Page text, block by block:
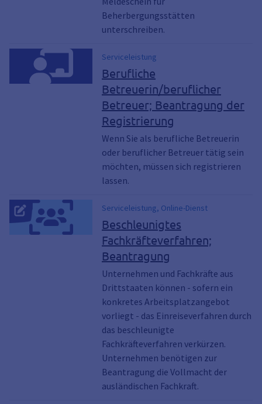
Beherbergungsstätten
unterschreiben.
Serviceleistung
Berufliche
Betreuerin/beruflicher
Betreuer; Beantragung der
Registrierung
Wenn Sie als berufliche Betreuerin
oder beruflicher Betreuer tätig sein
möchten, müssen sich registrieren
lassen.
Serviceleistung, Online-Dienst
Beschleunigtes
Fachkräfteverfahren;
Beantragung
Unternehmen und Fachkräfte aus
Drittstaaten können - sofern ein
konkretes Arbeitsplatzangebot
vorliegt - das Einreiseverfahren durch
das beschleunigte
Fachkräfteverfahren verkürzen.
Unternehmen benötigen zur
Beantragung die Vollmacht der
ausländischen Fachkraft.